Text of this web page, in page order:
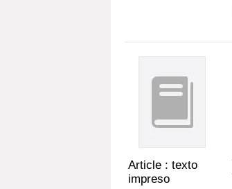
Article : texto
impreso